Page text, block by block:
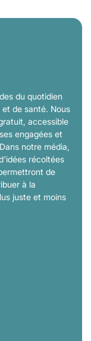
du quotidien
de santé. Nous
accessible
engagées et
notre média,
récoltées
de
à la
juste et moins